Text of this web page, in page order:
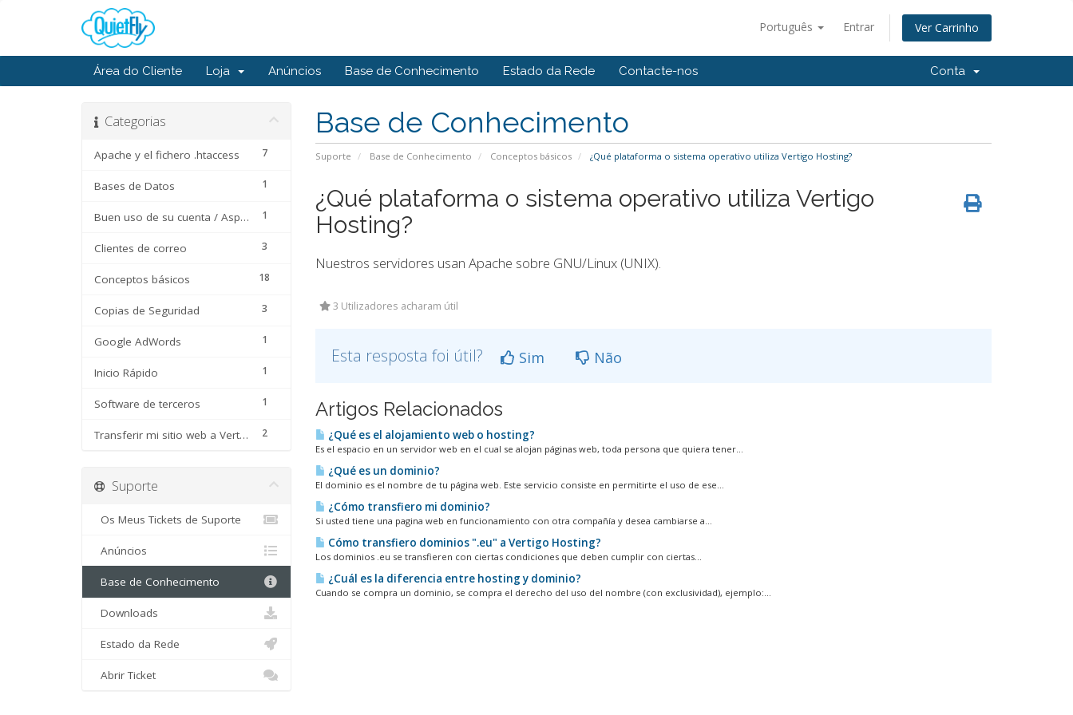
Português Entrar Ver Carrinho
Área do Cliente Loja Anúncios Base de Conhecimento Estado da Rede Contacte-nos Conta
Base de Conhecimento
Suporte Base de Conhecimento Conceptos básicos ¿Qué plataforma o sistema operativo utiliza Vertigo Hosting?
Categorias
7
Apache y el fichero .htaccess
1
Bases de Datos
1
Buen uso de su cuenta / Aspectos Técnicos
3
Clientes de correo
18
Conceptos básicos
3
Copias de Seguridad
1
Google AdWords
1
Inicio Rápido
1
Software de terceros
2
Transferir mi sitio web a Vertigohosting
¿Qué plataforma o sistema operativo utiliza Vertigo
Hosting?
Nuestros servidores usan Apache sobre GNU/Linux (UNIX).
3 Utilizadores acharam útil
Esta resposta foi útil? Sim Não
Artigos Relacionados
¿Qué es el alojamiento web o hosting?
Es el espacio en un servidor web en el cual se alojan páginas web, toda persona que quiera tener...
¿Qué es un dominio?
El dominio es el nombre de tu página web. Este servicio consiste en permitirte el uso de ese...
¿Cómo transfiero mi dominio?
Si usted tiene una pagina web en funcionamiento con otra compañía y desea cambiarse a...
Cómo transfiero dominios ".eu" a Vertigo Hosting?
Los dominios .eu se transfieren con ciertas condiciones que deben cumplir con ciertas...
¿Cuál es la diferencia entre hosting y dominio?
Cuando se compra un dominio, se compra el derecho del uso del nombre (con exclusividad), ejemplo:...
Suporte
Os Meus Tickets de Suporte
Anúncios
Base de Conhecimento
Downloads
Estado da Rede
Abrir Ticket